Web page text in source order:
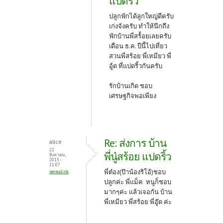
ปลูกฟักได้ลูกใหญ่ดีครับ
เก่งจังครับ ทำให้นึกถึง
ฟักบ้านพี่สร้้อยเลยครับ
เดือน ธ.ค. ปีนี้ไปเที่ยว
สวนพี่สร้อย พี่เหมียว พี่
อู้ด ที่แปดริ้วกันครับ
รักบ้านเกิด ชอบ
เศรษฐกิจพอเพียง
alice
22
สิงหาคม,
2015 -
11:07
permalink
Re: ส่งการ บ้าน
พี่นู๋สร้อย แปดริ้ว
พี่ต๋อง(ป๊าน้องริโอ้)ชอบ
ปลูกค่ะ พี่แม็ค หนูก็ชอบ
มากๆค่ะ แล้วเจอกัน บ้าน
พี่เหมียว พี่สร้อย พี่อู๊ด ค่ะ